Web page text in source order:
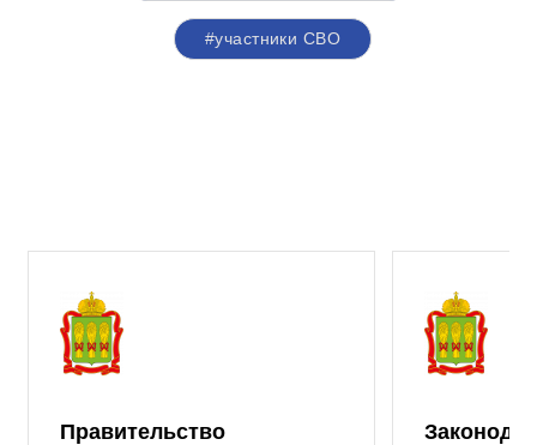
#участники СВО
Правительство